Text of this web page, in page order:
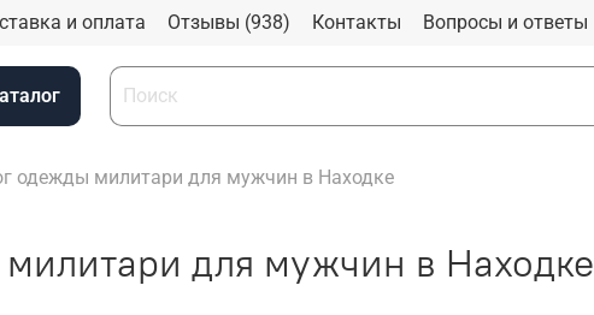
и оплата Отзывы (938) Контакты Вопросы и ответы
одежды милитари для мужчин в Находке
для мужчин в Находке